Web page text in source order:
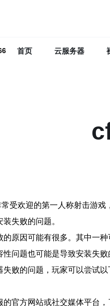
首页 云服务器
受欢迎的第一人称射击游
失败的问题。
原因可能有很多。其中一
问题也可能是导致安装失
失败的问题，玩家可以尝试
官方网站或社交媒体平台